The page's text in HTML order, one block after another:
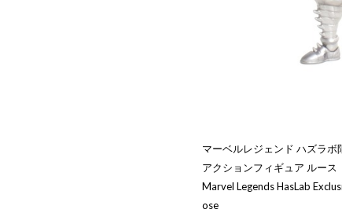
マーベルレジェンド ハズラ
アクションフィギュア ルース
Marvel Legends HasLab
ose